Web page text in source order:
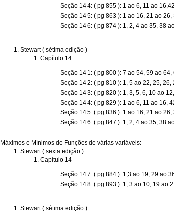
Seção 14.4: ( pg 855 ): 1 ao 6, 11 ao
Seção 14.5: ( pg 863 ): 1 ao 16, 21 ao 26,
Seção 14.6: ( pg 874 ): 1, 2, 4 ao 35, 38
Stewart ( sétima edição )
Capítulo 14
Seção 14.1: ( pg 800 ): 7 ao 54, 59 ao 64,
Seção 14.2: ( pg 810 ): 1, 5 ao 22, 25, 26,
Seção 14.3: ( pg 820 ): 1, 3, 5, 6, 10 ao
Seção 14.4: ( pg 829 ): 1 ao 6, 11 ao 16,
Seção 14.5: ( pg 836 ): 1 ao 16, 21 ao 26,
Seção 14.6: ( pg 847 ): 1, 2, 4 ao 35, 38
Máximos e M ínimos de Funções de várias variáveis:
Stewart ( sexta edição )
Capítulo 14
Seção 14.7: ( pg 884 ): 1,3 ao 19, 29 ao
Seção 14.8: ( pg 893 ): 1, 3 ao 10, 19 ao
Stewart ( sétima edição )